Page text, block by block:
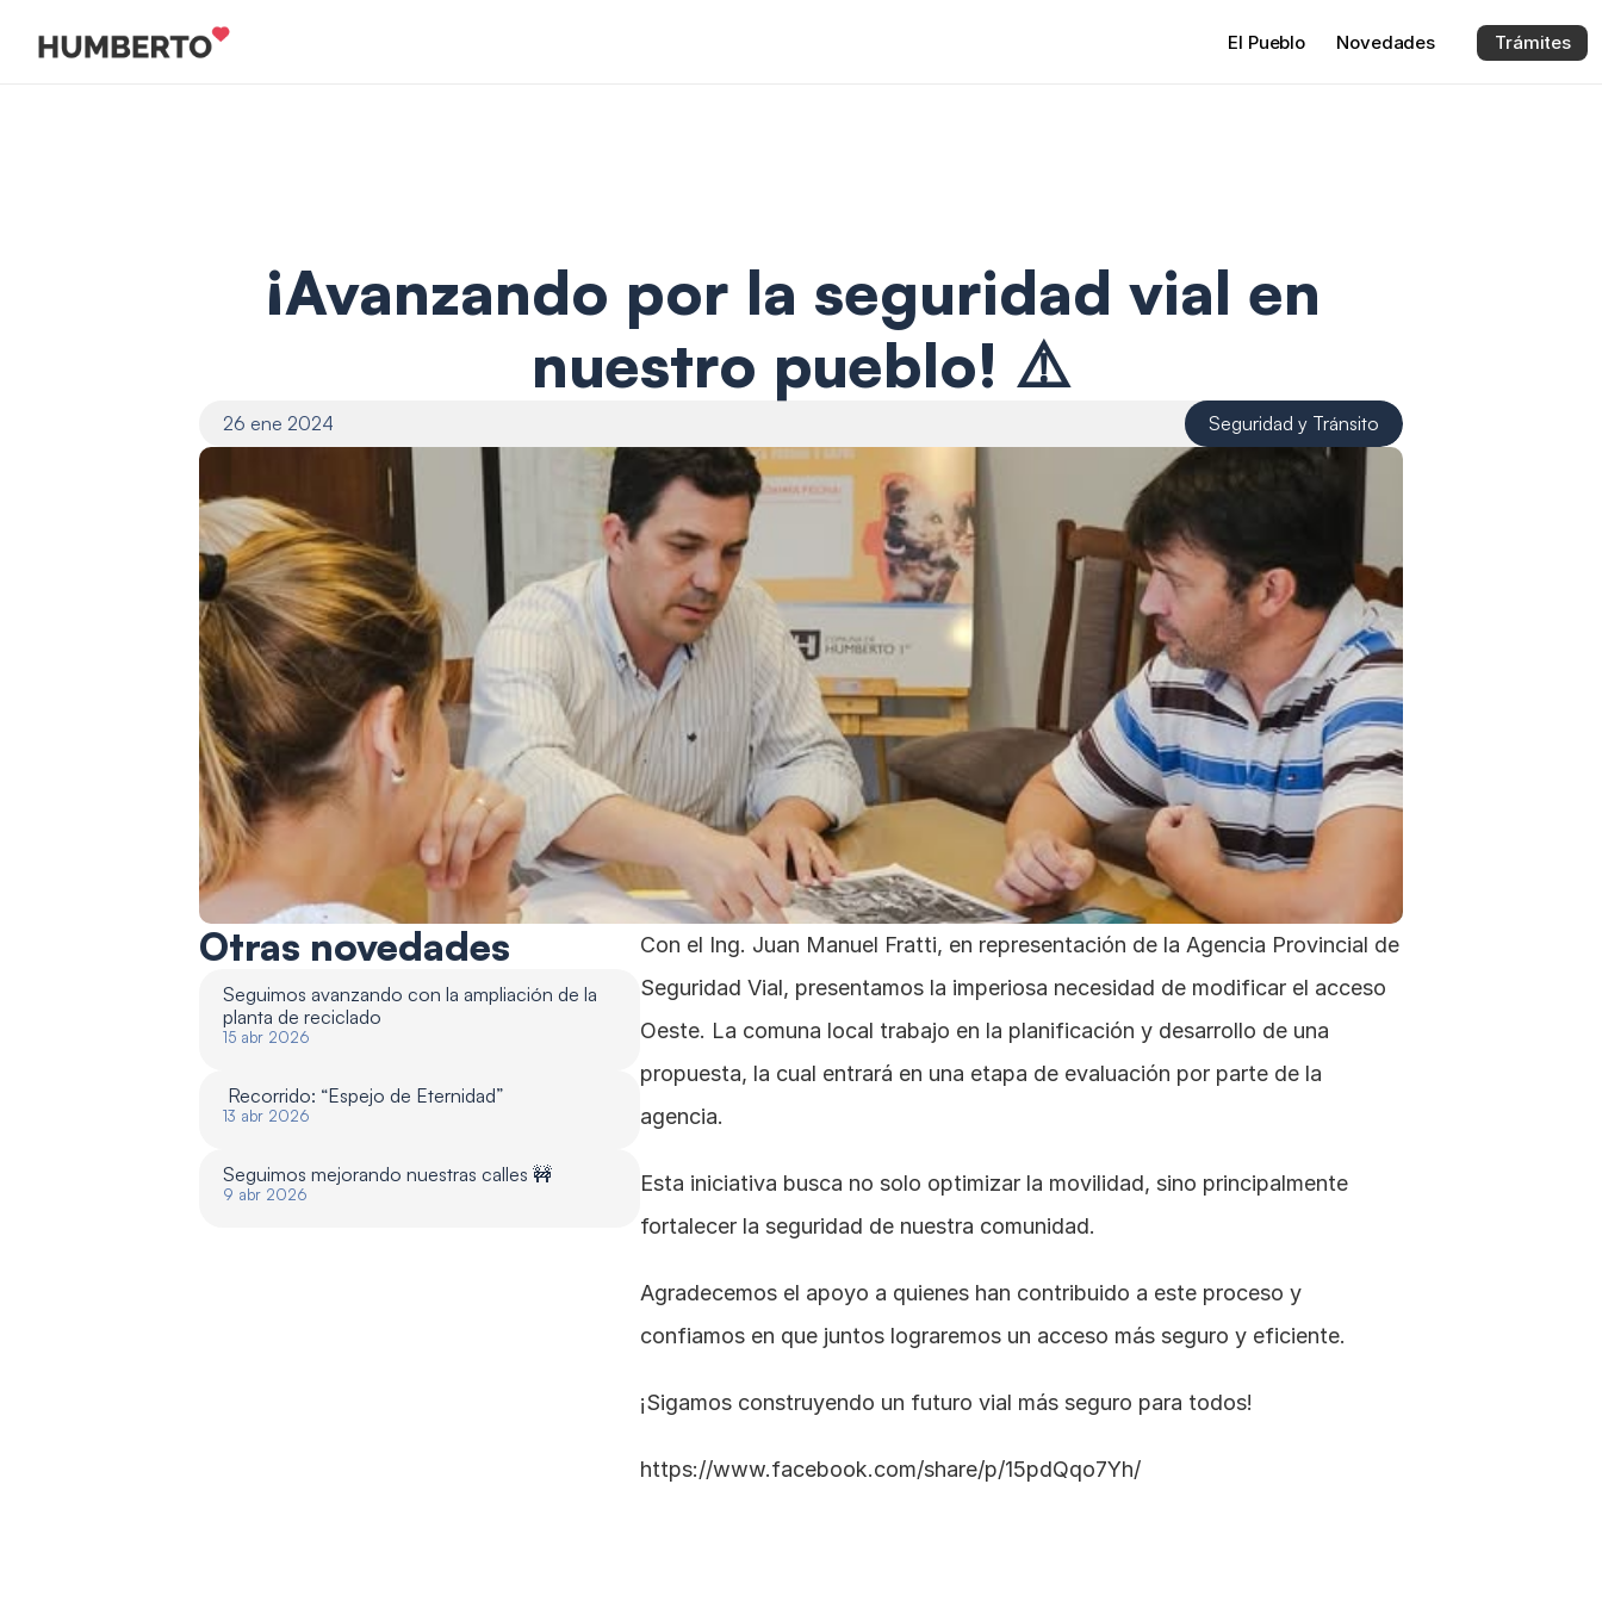
¡Avanzando por la seguridad vial en
nuestro pueblo! ⚠️
26 ene 2024 Seguridad y Tránsito
El Pueblo Novedades Trámites
Otras novedades
Seguimos avanzando con la ampliación de la
planta de reciclado
15 abr 2026
Recorrido: “Espejo de Eternidad”
13 abr 2026
Seguimos mejorando nuestras calles 🚧
9 abr 2026
Con el Ing. Juan Manuel Fratti, en representación de la Agencia Provincial de
Seguridad Vial, presentamos la imperiosa necesidad de modificar el acceso
Oeste. La comuna local trabajo en la planificación y desarrollo de una
propuesta, la cual entrará en una etapa de evaluación por parte de la
agencia.
Esta iniciativa busca no solo optimizar la movilidad, sino principalmente
fortalecer la seguridad de nuestra comunidad.
Agradecemos el apoyo a quienes han contribuido a este proceso y
confiamos en que juntos lograremos un acceso más seguro y eficiente.
¡Sigamos construyendo un futuro vial más seguro para todos!
https://www.facebook.com/share/p/15pdQqo7Yh/